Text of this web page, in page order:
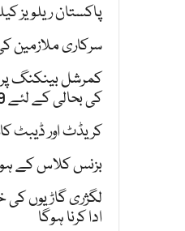
پاکستان ریلویز کیلئے 33 ارب کے ترقیاتی
سرکاری ملازمین کی تنخواہوں میں
کی بحالی کے لئے 89 ارب روپے مختص
کریڈٹ اور ڈیبٹ
بزنس کلاس کے ہوائی سفر پر 40
ادا کرنا ہوگا